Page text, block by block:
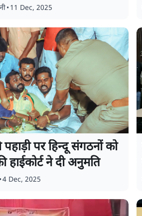
• 11 Dec, 2025
पर हिन्दू संगठनों को
हाईकोर्ट ने दी अनुमति
•4 Dec, 2025